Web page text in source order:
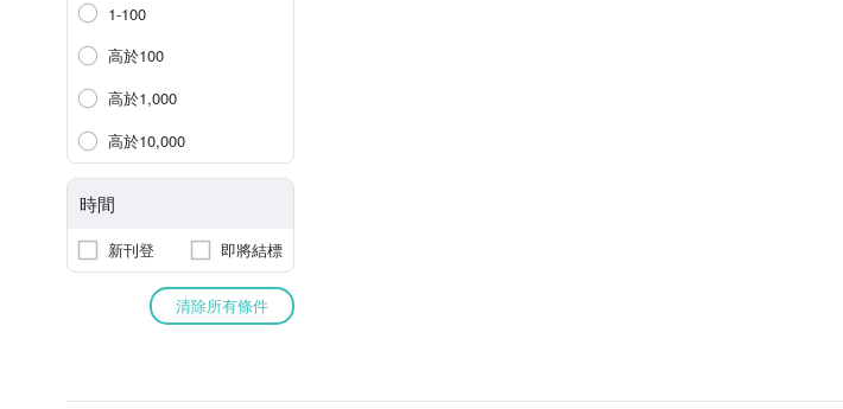
1-100
高於100
高於1,000
高於10,000
時間
新刊登 即將結標
清除所有條件